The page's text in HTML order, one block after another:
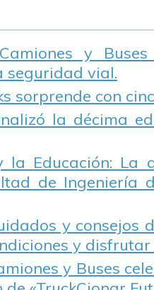
Camiones y
seguridad vial.
sorprende con
la décima
la Educación: La
de Ingeniería
y consejos
y disfrutar
y Buses